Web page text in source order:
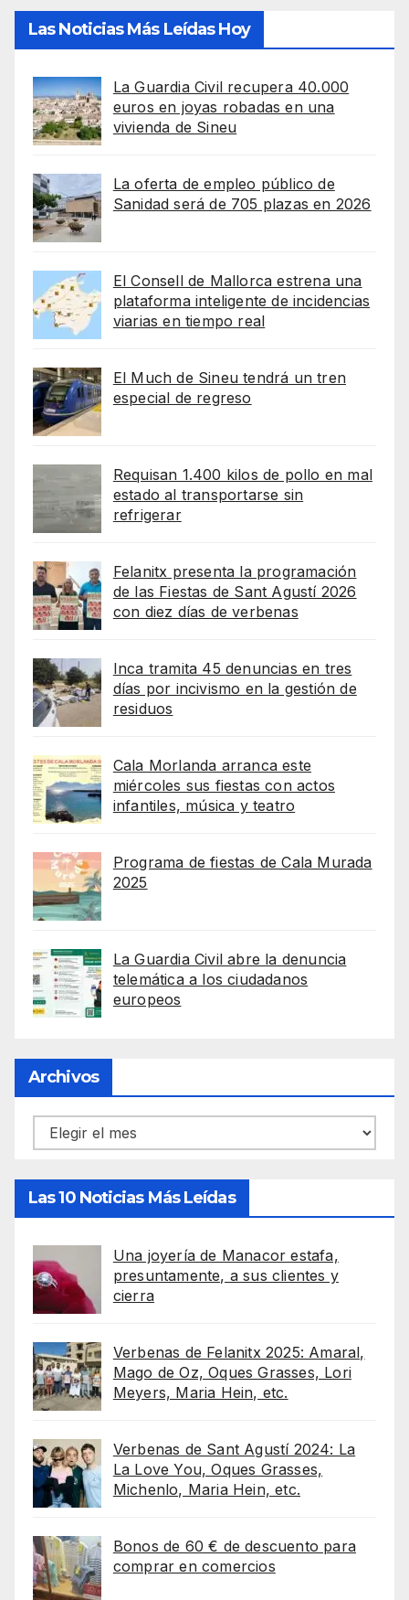
Las Noticias Más Leídas Hoy
La Guardia Civil recupera 40.000
euros en joyas robadas en una
vivienda de Sineu
La oferta de empleo público de
Sanidad será de 705 plazas en 2026
El Consell de Mallorca estrena una
plataforma inteligente de incidencias
viarias en tiempo real
El Much de Sineu tendrá un tren
especial de regreso
Requisan 1.400 kilos de pollo en mal
estado al transportarse sin
refrigerar
Felanitx presenta la programación
de las Fiestas de Sant Agustí 2026
con diez días de verbenas
Inca tramita 45 denuncias en tres
días por incivismo en la gestión de
residuos
Cala Morlanda arranca este
miércoles sus fiestas con actos
infantiles, música y teatro
Programa de fiestas de Cala Murada
2025
La Guardia Civil abre la denuncia
telemática a los ciudadanos
europeos
Archivos
Archivos
Las 10 Noticias Más Leídas
Una joyería de Manacor estafa,
presuntamente, a sus clientes y
cierra
Verbenas de Felanitx 2025: Amaral,
Mago de Oz, Oques Grasses, Lori
Meyers, Maria Hein, etc.
Verbenas de Sant Agustí 2024: La
La Love You, Oques Grasses,
Michenlo, Maria Hein, etc.
Bonos de 60 € de descuento para
comprar en comercios